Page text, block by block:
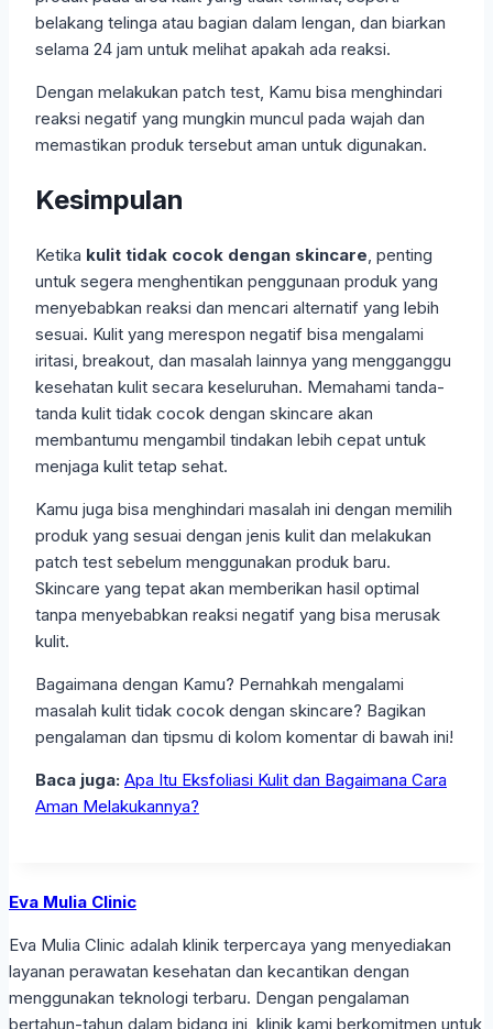
belakang telinga atau bagian dalam lengan, dan biarkan
selama 24 jam untuk melihat apakah ada reaksi.
Dengan melakukan patch test, Kamu bisa menghindari
reaksi negatif yang mungkin muncul pada wajah dan
memastikan produk tersebut aman untuk digunakan.
Kesimpulan
Ketika kulit tidak cocok dengan skincare, penting
untuk segera menghentikan penggunaan produk yang
menyebabkan reaksi dan mencari alternatif yang lebih
sesuai. Kulit yang merespon negatif bisa mengalami
iritasi, breakout, dan masalah lainnya yang mengganggu
kesehatan kulit secara keseluruhan. Memahami tanda-
tanda kulit tidak cocok dengan skincare akan
membantumu mengambil tindakan lebih cepat untuk
menjaga kulit tetap sehat.
Kamu juga bisa menghindari masalah ini dengan memilih
produk yang sesuai dengan jenis kulit dan melakukan
patch test sebelum menggunakan produk baru.
Skincare yang tepat akan memberikan hasil optimal
tanpa menyebabkan reaksi negatif yang bisa merusak
kulit.
Bagaimana dengan Kamu? Pernahkah mengalami
masalah kulit tidak cocok dengan skincare? Bagikan
pengalaman dan tipsmu di kolom komentar di bawah ini!
Baca juga: Apa Itu Eksfoliasi Kulit dan Bagaimana Cara
Aman Melakukannya?
Eva Mulia Clinic
Eva Mulia Clinic adalah klinik terpercaya yang menyediakan
layanan perawatan kesehatan dan kecantikan dengan
menggunakan teknologi terbaru. Dengan pengalaman
bertahun-tahun dalam bidang ini, klinik kami berkomitmen untuk